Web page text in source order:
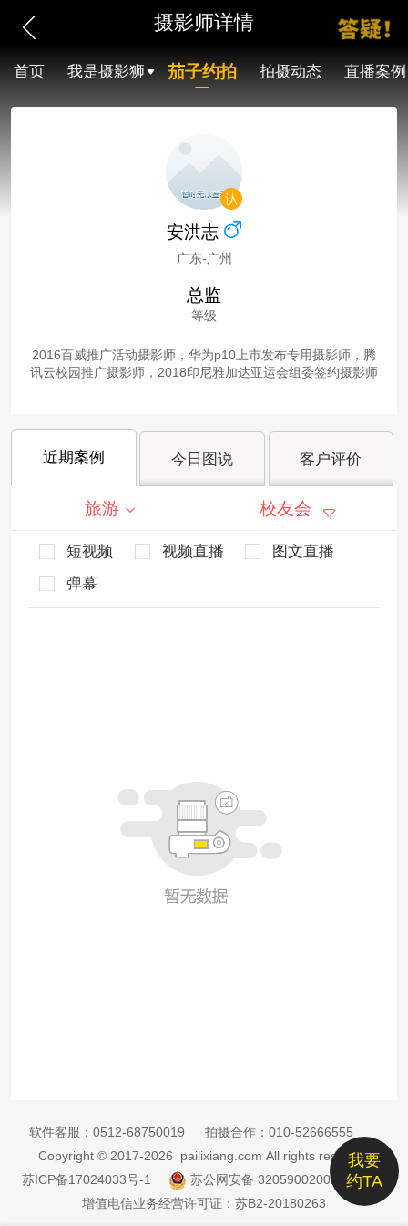
摄影师详情
首页 我是摄影狮 茄子约拍 拍摄动态 直播案例
安洪志
广东-广州
总监
等级
2016百威推广活动摄影师，华为p10上市发布专用摄影师，腾
讯云校园推广摄影师，2018印尼雅加达亚运会组委签约摄影师
近期案例 今日图说 客户评价
旅游 校友会
短视频 视频直播
图文直播
弹幕
我要
约TA
软件客服： 0512-68750019 拍摄合作： 010-52666555
Copyright © 2017-2026 pailixiang.com All rights reserved
苏ICP备17024033号-1
苏公网安备 32059002002885号
增值电信业务经营许可证：苏B2-20180263